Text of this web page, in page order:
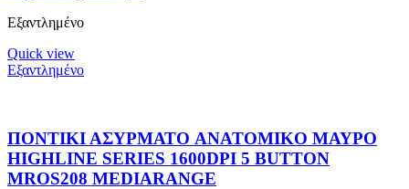
Εξαντλημένο
Quick view
Εξαντλημένο
ΠΟΝΤΙΚΙ ΑΣΥΡΜΑΤΟ ANATOMIKO ΜΑΥΡΟ
HIGHLINE SERIES 1600DPI 5 BUTTON
MROS208 MEDIARANGE